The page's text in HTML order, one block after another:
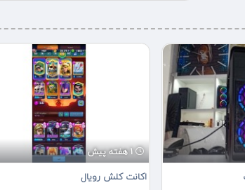
1 هفته پیش
اکانت کلش رویال